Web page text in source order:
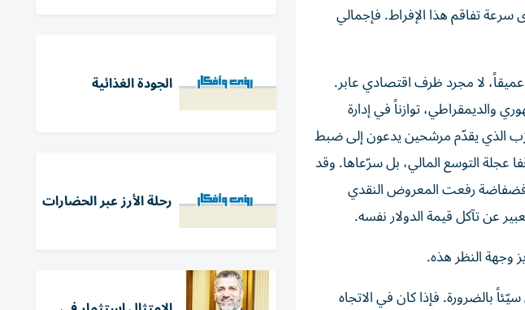
سرعة تفاقم هذا الإفراط. فإجمالي
هيكلياً عميقاً، لا مجرد ظرف اقتصادي عابر.
والديمقراطي، توازناً في إدارة
الذي يقدّم مرشحين يدعون إلى ضبط
عجلة التوسع المالي، بل سرّعاها. وقد
فضفاضة رفعت المعروض النقدي
وجهة النظر هذه.
بالضرورة. فإذا كان في الاتجاه
الجودة الغذائية
رحلة الأرز عبر الحضارات